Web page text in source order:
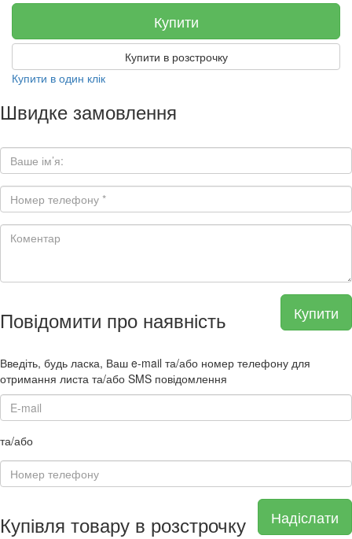
Купити
Купити в розстрочку
Купити в один клік
Швидке замовлення
Купити
Повідомити про наявність
Введіть, будь ласка, Ваш e-mail та/або номер телефону для
отримання листа та/або SMS повідомлення
та/або
Надіслати
Купівля товару в розстрочку